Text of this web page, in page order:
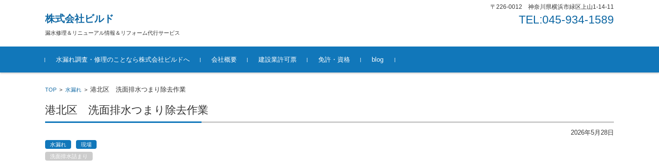
株式会社ビルド
漏水修理＆リニューアル情報＆リフォーム代行サービス
〒226-0012 神奈川県横浜市緑区上山1-14-11
TEL:045-934-1589
コンテンツに移動
水漏れ調査・修理のことなら株式会社ビルドへ
会社概要 建設業許可票 免許・資格 blog
TOP > 水漏れ > 港北区 洗面排水つまり除去作業
港北区 洗面排水つまり除去作業
2026年5月28日
水漏れ
現場
洗面排水詰まり